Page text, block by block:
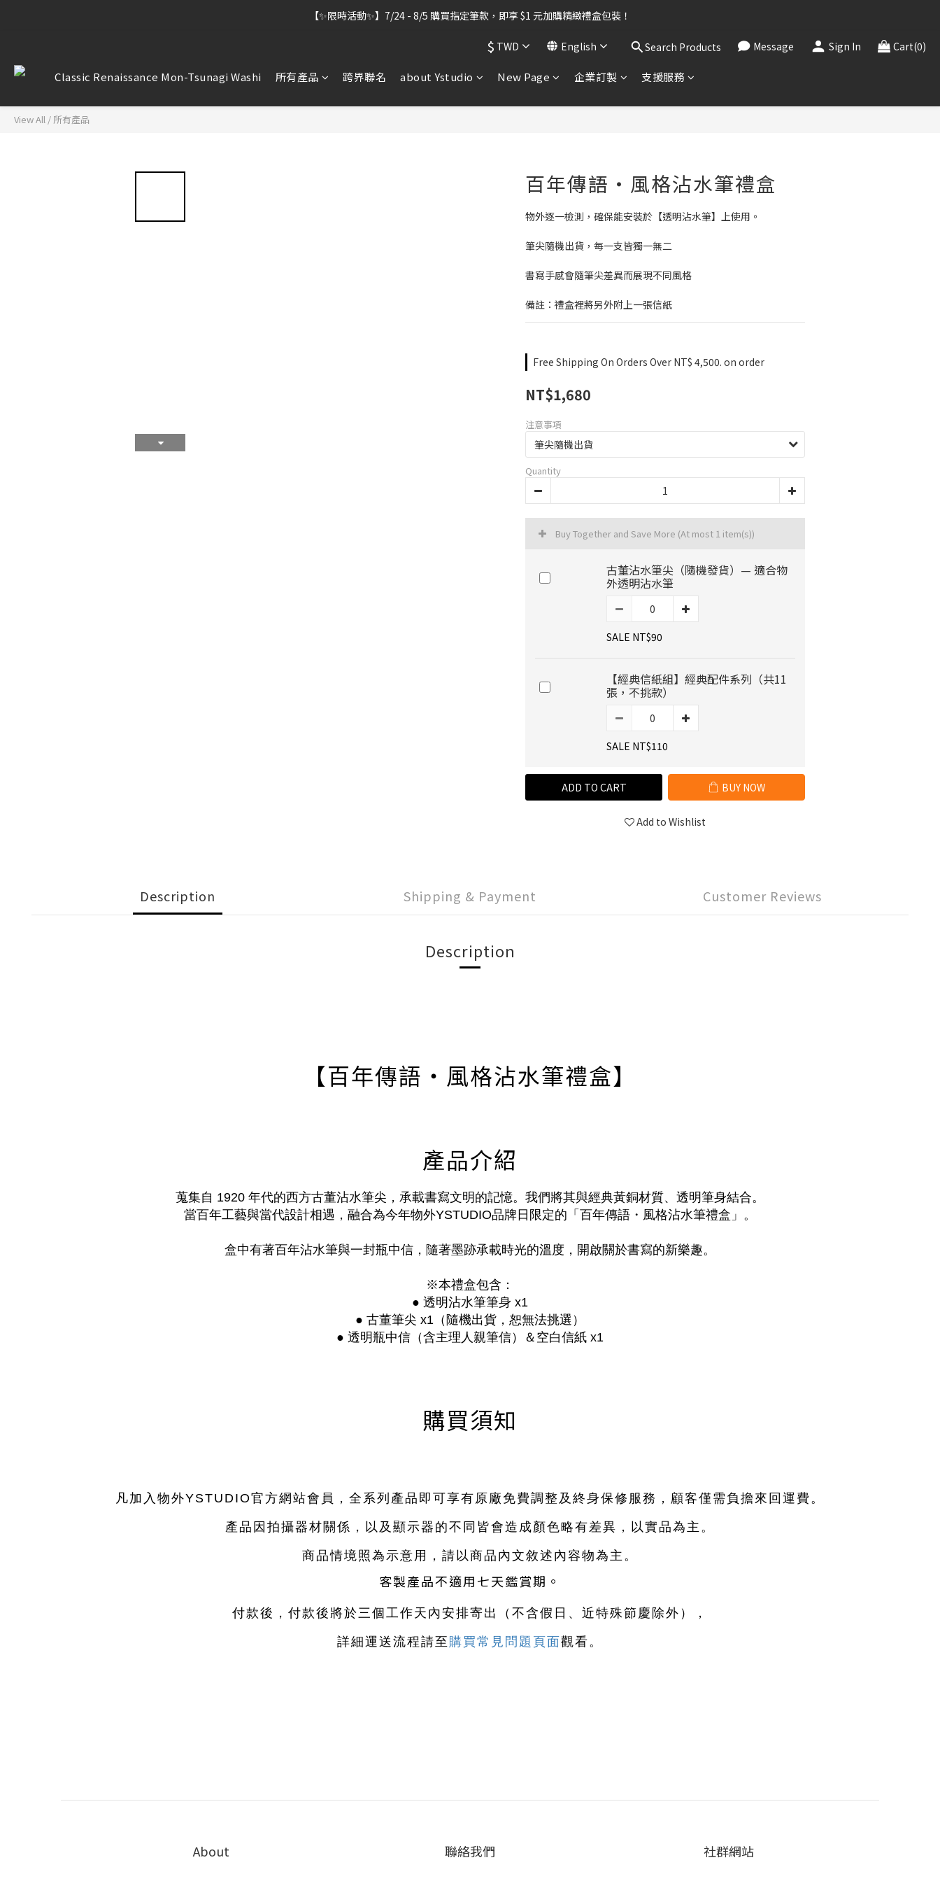
【雷雕訂單出貨暫停】7/30–8/7 進行機器維護，期間「含雷雕之訂單」將暫停出貨，敬請見諒。
【✨限時活動✨】7/24 - 8/5 購買指定筆款，即享 $1 元加購精緻禮盒包裝！
【雷雕訂單出貨暫停】7/30–8/7 進行機器維護，期間「含雷雕之訂單」將暫停出貨，敬請見諒。
$ TWD English Search Products Message Sign In Cart(0)
Classic Renaissance Mon-Tsunagi Washi 所有產品 跨界聯名 about Ystudio New Page 企業訂製 支援服務
View All / 所有產品
百年傳語・風格沾水筆禮盒
物外逐一檢測，確保能安裝於【透明沾水筆】上使用。
筆尖隨機出貨，每一支皆獨一無二
書寫手感會隨筆尖差異而展現不同風格
備註：禮盒裡將另外附上一張信紙
Free Shipping On Orders Over NT$ 4,500. on order
NT$1,680
注意事項
Quantity
Buy Together and Save More (At most 1 item(s))
古董沾水筆尖（隨機發貨）— 適合物
外透明沾水筆
SALE NT$90
【經典信紙組】經典配件系列（共11
張，不挑款）
SALE NT$110
ADD TO CART BUY NOW
Add to Wishlist
Description Shipping & Payment Customer Reviews
Description
【百年傳語・風格沾水筆禮盒】
產品介紹
蒐集自 1920 年代的西方古董沾水筆尖，承載書寫文明的記憶。我們將其與經典黃銅材質、透明筆身結合。
當百年工藝與當代設計相遇，融合為今年物外YSTUDIO品牌日限定的「百年傳語・風格沾水筆禮盒」。
盒中有著百年沾水筆與一封瓶中信，隨著墨跡承載時光的溫度，開啟關於書寫的新樂趣。
※本禮盒包含：
● 透明沾水筆筆身 x1
● 古董筆尖 x1（隨機出貨，恕無法挑選）
● 透明瓶中信（含主理人親筆信）＆空白信紙 x1
購買須知
凡加入物外YSTUDIO官方網站會員，全系列產品即可享有原廠免費調整及終身保修服務，顧客僅需負擔來回運費。
產品因拍攝器材關係，以及顯示器的不同皆會造成顏色略有差異，以實品為主。
商品情境照為示意用，請以商品內文敘述內容物為主。
客製產品不適用七天鑑賞期。
付款後，付款後將於三個工作天內安排寄出（不含假日、近特殊節慶除外） ，
詳細運送流程請至 購買常見問題頁面 觀看。
About 聯絡我們 社群網站